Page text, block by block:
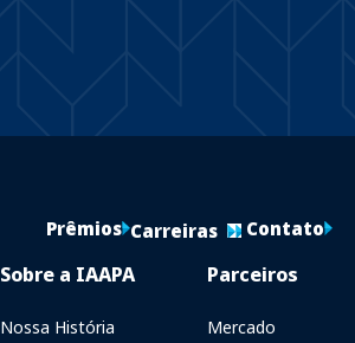
Prêmios Carreiras Contato
Sobre a IAAPA
Nossa História
Parceiros
Mercado